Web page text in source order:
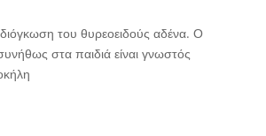
του θυρεοειδούς αδένα. Ο
στα παιδιά είναι γνωστός